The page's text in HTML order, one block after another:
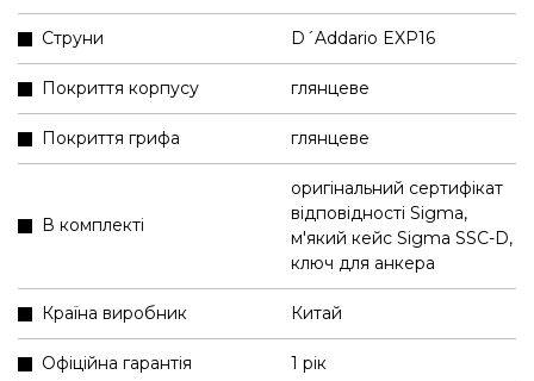
Струни D´Addario EXP16
Покриття корпусу глянцеве
Покриття грифа глянцеве
В комплекті
оригінальний сертифікат
відповідності Sigma,
м'який кейс Sigma SSC-D,
ключ для анкера
Країна виробник Китай
Офіційна гарантія 1 рік